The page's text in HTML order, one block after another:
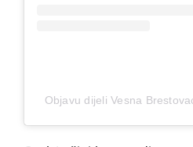
Objavu dijeli Vesna